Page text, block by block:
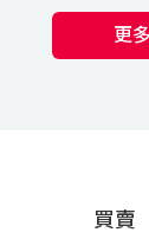
更
買賣